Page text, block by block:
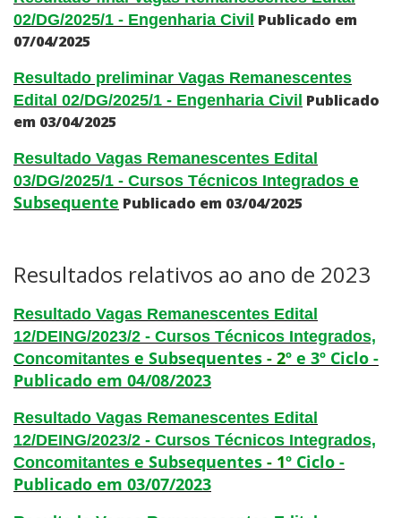
Todos os cursos
Processo de Inscrição
Resultados das Vagas Remanescentes
Calendário de inscrições
Processos Seletivos
Cotas
Inscrições e acompanhamento
Orientações para Matrícula
02/DG/2025/1 - Engenharia Civil Publicado em
07/04/2025
Resultado preliminar Vagas Remanescentes
Edital 02/DG/2025/1 - Engenharia Civil Publicado
em 03/04/2025
Resultado Vagas Remanescentes Edital
03/DG/2025/1 - Cursos Técnicos Integrados e
Subsequente Publicado em 03/04/2025
Resultados relativos ao ano de 2023
Resultado Vagas Remanescentes Edital
12/DEING/2023/2 - Cursos Técnicos Integrados,
Concomitantes e Subsequentes - 2º e 3º Ciclo -
Publicado em 04/08/2023
Resultado Vagas Remanescentes Edital
12/DEING/2023/2 - Cursos Técnicos Integrados,
Concomitantes e Subsequentes - 1º Ciclo -
Publicado em 03/07/2023